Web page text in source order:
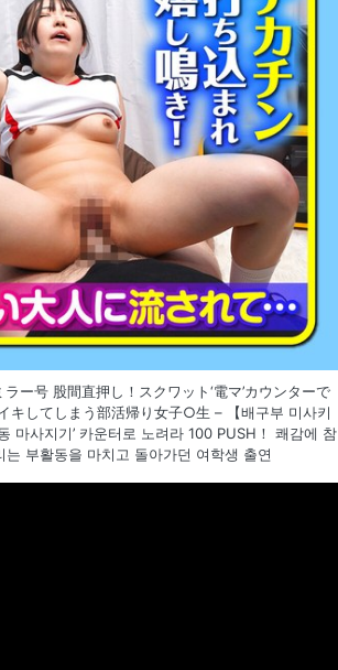
ー号 股間直押し！スクワット‘電マ’カウンターで
キしてしまう部活帰り女子○生 – 【배구부 미사키
마사지기’ 카운터로 노려라 100 PUSH！ 쾌감에 참
부활동을 마치고 돌아가던 여학생 출연